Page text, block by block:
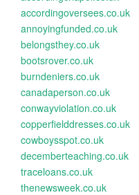
accordingoversees.co.uk
annoyingfunded.co.uk
belongsthey.co.uk
bootsrover.co.uk
burndeniers.co.uk
canadaperson.co.uk
conwayviolation.co.uk
copperfielddresses.co.uk
cowboysspot.co.uk
decemberteaching.co.uk
traceloans.co.uk
thenewsweek.co.uk